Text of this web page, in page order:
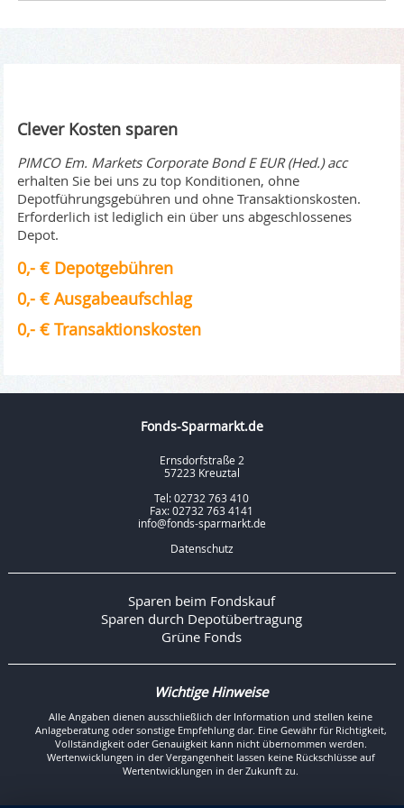
Clever Kosten sparen
PIMCO Em. Markets Corporate Bond E EUR (Hed.) acc
erhalten Sie bei uns zu top Konditionen, ohne
Depotführungsgebühren und ohne Transaktionskosten.
Erforderlich ist lediglich ein über uns abgeschlossenes
Depot.
0,- € Depotgebühren
0,- € Ausgabeaufschlag
0,- € Transaktionskosten
Fonds-Sparmarkt.de
Ernsdorfstraße 2
57223 Kreuztal
Tel: 02732 763 410
Fax: 02732 763 4141
info@fonds-sparmarkt.de
Datenschutz
Sparen beim Fondskauf
Sparen durch Depotübertragung
Grüne Fonds
Wichtige Hinweise
Alle Angaben dienen ausschließlich der Information und stellen keine
Anlageberatung oder sonstige Empfehlung dar. Eine Gewähr für Richtigkeit,
Vollständigkeit oder Genauigkeit kann nicht übernommen werden.
Wertenwicklungen in der Vergangenheit lassen keine Rückschlüsse auf
Wertentwicklungen in der Zukunft zu.